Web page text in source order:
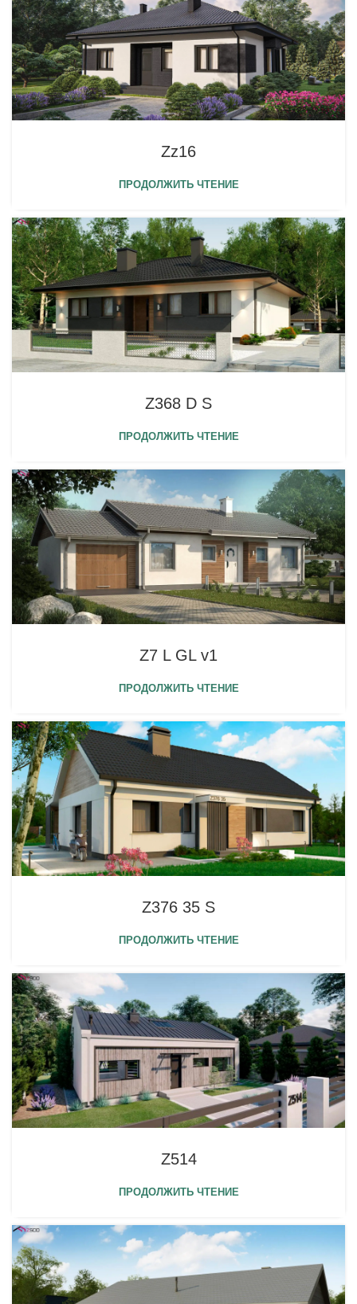
Zz16
ПРОДОЛЖИТЬ ЧТЕНИЕ
Z368 D S
ПРОДОЛЖИТЬ ЧТЕНИЕ
Z7 L GL v1
ПРОДОЛЖИТЬ ЧТЕНИЕ
Z376 35 S
ПРОДОЛЖИТЬ ЧТЕНИЕ
Z514
ПРОДОЛЖИТЬ ЧТЕНИЕ